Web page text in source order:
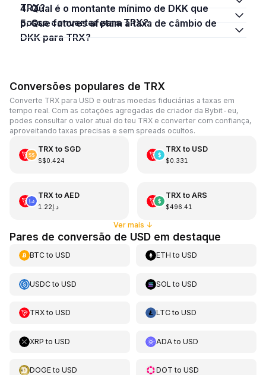
TRX?
4. Qual é o montante mínimo de DKK que
posso converter para TRX?
5. Que fatores afetam a taxa de câmbio de
DKK para TRX?
Conversões populares de TRX
Converte TRX para USD e outras moedas fiduciárias a taxas em
tempo real. Com as cotações agregadas de criador da Bybit-eu,
podes consultar o valor atual do teu TRX e converter com confiança,
aproveitando taxas precisas e sem spreads ocultos.
TRXto SGD
S$0.424
TRXto USD
$0.331
TRXto AED
د.إ1.22
TRXto ARS
$496.41
Ver mais ↓
Pares de conversão de USD em destaque
BTCto USD ETH toUSD
USDCto USD SOL toUSD
TRXto USD LTCtoUSD
XRP to USD ADA toUSD
DOGEto USD DOT toUSD